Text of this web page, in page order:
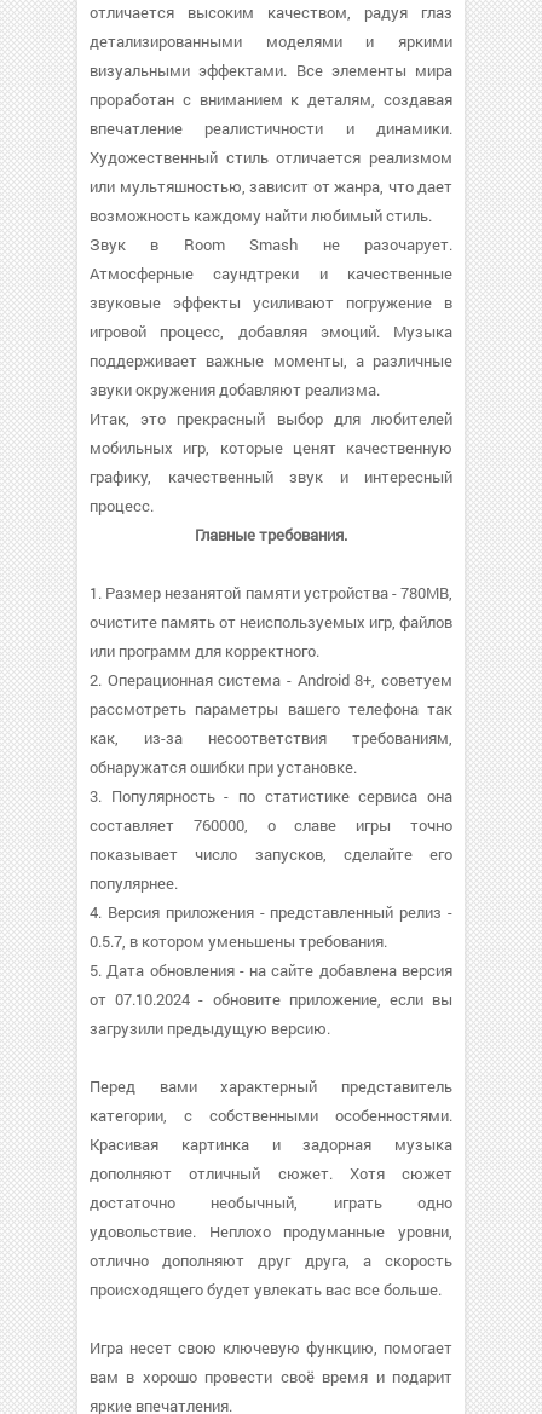
отличается высоким качеством, радуя глаз
детализированными моделями и яркими
визуальными эффектами. Все элементы мира
проработан с вниманием к деталям, создавая
впечатление реалистичности и динамики.
Художественный стиль отличается реализмом
или мультяшностью, зависит от жанра, что дает
возможность каждому найти любимый стиль.
Звук в Room Smash не разочарует.
Атмосферные саундтреки и качественные
звуковые эффекты усиливают погружение в
игровой процесс, добавляя эмоций. Музыка
поддерживает важные моменты, а различные
звуки окружения добавляют реализма.
Итак, это прекрасный выбор для любителей
мобильных игр, которые ценят качественную
графику, качественный звук и интересный
процесс.
Главные требования.
1. Размер незанятой памяти устройства - 780MB,
очистите память от неиспользуемых игр, файлов
или программ для корректного.
2. Операционная система - Android 8+, советуем
рассмотреть параметры вашего телефона так
как, из-за несоответствия требованиям,
обнаружатся ошибки при установке.
3. Популярность - по статистике сервиса она
составляет 760000, о cлаве игры точно
показывает число запусков, сделайте его
популярнее.
4. Версия приложения - представленный релиз -
0.5.7, в котором уменьшены требования.
5. Дата обновления - на сайте добавлена версия
от 07.10.2024 - обновите приложение, если вы
загрузили предыдущую версию.
Перед вами характерный представитель
категории, с собственными особенностями.
Красивая картинка и задорная музыка
дополняют отличный сюжет. Хотя сюжет
достаточно необычный, играть одно
удовольствие. Неплохо продуманные уровни,
отлично дополняют друг друга, а скорость
происходящего будет увлекать вас все больше.
Игра несет свою ключевую функцию, помогает
вам в хорошо провести своё время и подарит
яркие впечатления.